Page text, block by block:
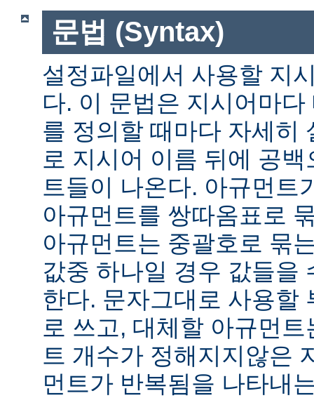
문법 (Syntax)
설정파일에서 사용할 지
다. 이 문법은 지시어마
를 정의할 때마다 자세히
로 지시어 이름 뒤에 공
트들이 나온다. 아규먼트
아규먼트를 쌍따옴표로
아규먼트는 중괄호로 묶
값중 하나일 경우 값들을
한다. 문자그대로 사용할
로 쓰고, 대체할 아규먼
트 개수가 정해지지않은
먼트가 반복됨을 나타내